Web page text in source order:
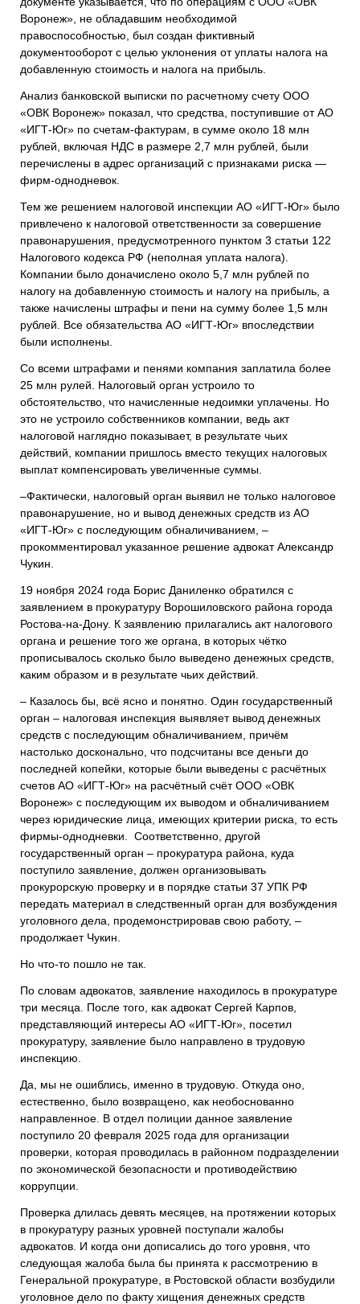
Воронеж», не обладавшим необходимой
правоспособностью, был создан фиктивный
документооборот с целью уклонения от уплаты налога на
добавленную стоимость и налога на прибыль.
Анализ банковской выписки по расчетному счету ООО
«ОВК Воронеж» показал, что средства, поступившие от АО
«ИГТ-Юг» по счетам-фактурам, в сумме около 18 млн
рублей, включая НДС в размере 2,7 млн рублей, были
перечислены в адрес организаций с признаками риска —
фирм-однодневок.
Тем же решением налоговой инспекции АО «ИГТ-Юг» было
привлечено к налоговой ответственности за совершение
правонарушения, предусмотренного пунктом 3 статьи 122
Налогового кодекса РФ (неполная уплата налога).
Компании было доначислено около 5,7 млн рублей по
налогу на добавленную стоимость и налогу на прибыль, а
также начислены штрафы и пени на сумму более 1,5 млн
рублей. Все обязательства АО «ИГТ-Юг» впоследствии
были исполнены.
Со всеми штрафами и пенями компания заплатила более
25 млн рулей. Налоговый орган устроило то
обстоятельство, что начисленные недоимки уплачены. Но
это не устроило собственников компании, ведь акт
налоговой наглядно показывает, в результате чьих
действий, компании пришлось вместо текущих налоговых
выплат компенсировать увеличенные суммы.
–Фактически, налоговый орган выявил не только налоговое
правонарушение, но и вывод денежных средств из АО
«ИГТ-Юг» с последующим обналичиванием, –
прокомментировал указанное решение адвокат Александр
Чукин.
19 ноября 2024 года Борис Даниленко обратился с
заявлением в прокуратуру Ворошиловского района города
Ростова-на-Дону. К заявлению прилагались акт налогового
органа и решение того же органа, в которых чётко
прописывалось сколько было выведено денежных средств,
каким образом и в результате чьих действий.
– Казалось бы, всё ясно и понятно. Один государственный
орган – налоговая инспекция выявляет вывод денежных
средств с последующим обналичиванием, причём
настолько досконально, что подсчитаны все деньги до
последней копейки, которые были выведены с расчётных
счетов АО «ИГТ-Юг» на расчётный счёт ООО «ОВК
Воронеж» с последующим их выводом и обналичиванием
через юридические лица, имеющих критерии риска, то есть
фирмы-однодневки. Соответственно, другой
государственный орган – прокуратура района, куда
поступило заявление, должен организовывать
прокурорскую проверку и в порядке статьи 37 УПК РФ
передать материал в следственный орган для возбуждения
уголовного дела, продемонстрировав свою работу, –
продолжает Чукин.
Но что-то пошло не так.
По словам адвокатов, заявление находилось в прокуратуре
три месяца. После того, как адвокат Сергей Карпов,
представляющий интересы АО «ИГТ-Юг», посетил
прокуратуру, заявление было направлено в трудовую
инспекцию.
Да, мы не ошиблись, именно в трудовую. Откуда оно,
естественно, было возвращено, как необоснованно
направленное. В отдел полиции данное заявление
поступило 20 февраля 2025 года для организации
проверки, которая проводилась в районном подразделении
по экономической безопасности и противодействию
коррупции.
Проверка длилась девять месяцев, на протяжении которых
в прокуратуру разных уровней поступали жалобы
адвокатов. И когда они дописались до того уровня, что
следующая жалоба была бы принята к рассмотрению в
Генеральной прокуратуре, в Ростовской области возбудили
уголовное дело по факту хищения денежных средств